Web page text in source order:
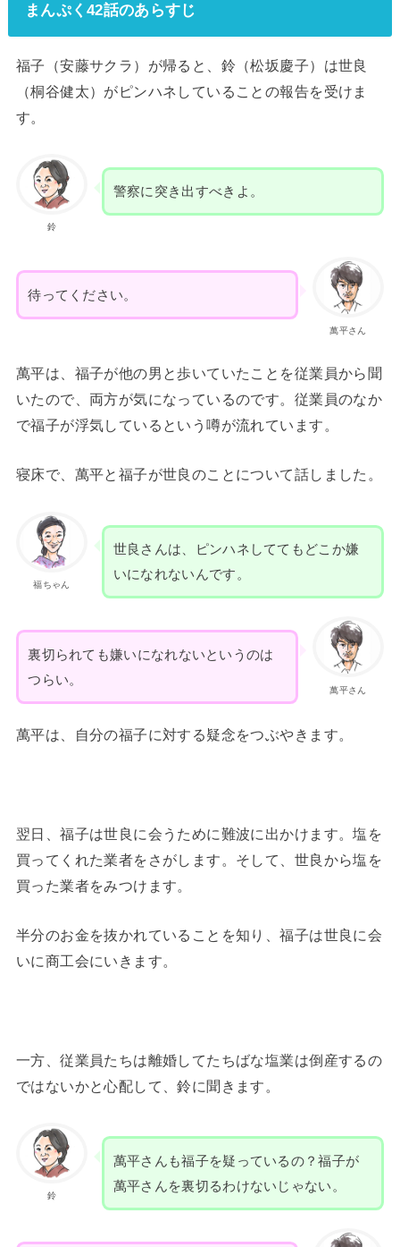
まんぷく42話のあらすじ
福子（安藤サクラ）が帰ると、鈴（松坂慶子）は世良
（桐谷健太）がピンハネしていることの報告を受けま
す。
鈴
警察に突き出すべきよ。
萬平さん
待ってください。
萬平は、福子が他の男と歩いていたことを従業員から聞
いたので、両方が気になっているのです。従業員のなか
で福子が浮気しているという噂が流れています。
寝床で、萬平と福子が世良のことについて話しました。
福ちゃん
世良さんは、ピンハネしててもどこか嫌
いになれないんです。
萬平さん
裏切られても嫌いになれないというのは
つらい。
萬平は、自分の福子に対する疑念をつぶやきます。
翌日、福子は世良に会うために難波に出かけます。塩を
買ってくれた業者をさがします。そして、世良から塩を
買った業者をみつけます。
半分のお金を抜かれていることを知り、福子は世良に会
いに商工会にいきます。
一方、従業員たちは離婚してたちばな塩業は倒産するの
ではないかと心配して、鈴に聞きます。
鈴
萬平さんも福子を疑っているの？福子が
萬平さんを裏切るわけないじゃない。